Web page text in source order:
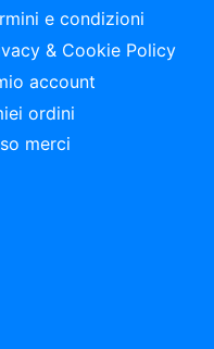
e condizioni
& Cookie Policy
account
ordini
merci